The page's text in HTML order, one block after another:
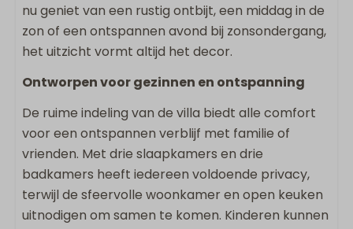
Sanitair
3 Badkamers
Badkamer op begane grond
Ligbad
Regendouche
Inloopdouche
Föhn
Apart toilet
Dubbele wastafel
nu geniet van een rustig ontbijt, een middag in de
zon of een ontspannen avond bij zonsondergang,
het uitzicht vormt altijd het decor.
Ontworpen voor gezinnen en ontspanning
De ruime indeling van de villa biedt alle comfort
voor een ontspannen verblijf met familie of
vrienden. Met drie slaapkamers en drie
badkamers heeft iedereen voldoende privacy,
terwijl de sfeervolle woonkamer en open keuken
uitnodigen om samen te komen. Kinderen kunnen